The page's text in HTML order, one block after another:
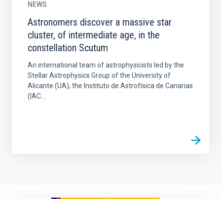
NEWS
Astronomers discover a massive star
cluster, of intermediate age, in the
constellation Scutum
An international team of astrophysicists led by the
Stellar Astrophysics Group of the University of
Alicante (UA), the Instituto de Astrofísica de Canarias
(IAC...